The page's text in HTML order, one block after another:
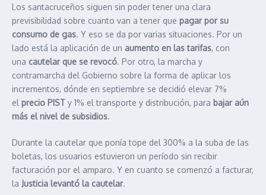
Los santacruceños siguen sin poder tener una clara
previsibilidad sobre cuanto van a tener que pagar por su
consumo de gas. Y eso se da por varias situaciones. Por un
lado está la aplicación de un aumento en las tarifas, con
una cautelar que se revocó. Por otro, la marcha y
contramarcha del Gobierno sobre la forma de aplicar los
incrementos, dónde en septiembre se decidió elevar 7%
el precio PIST y 1% el transporte y distribución, para bajar aún
más el nivel de subsidios.
Durante la cautelar que ponía tope del 300% a la suba de las
boletas, los usuarios estuvieron un período sin recibir
facturación por el amparo. Y en cuanto se comenzó a facturar,
la Justicia levantó la cautelar.